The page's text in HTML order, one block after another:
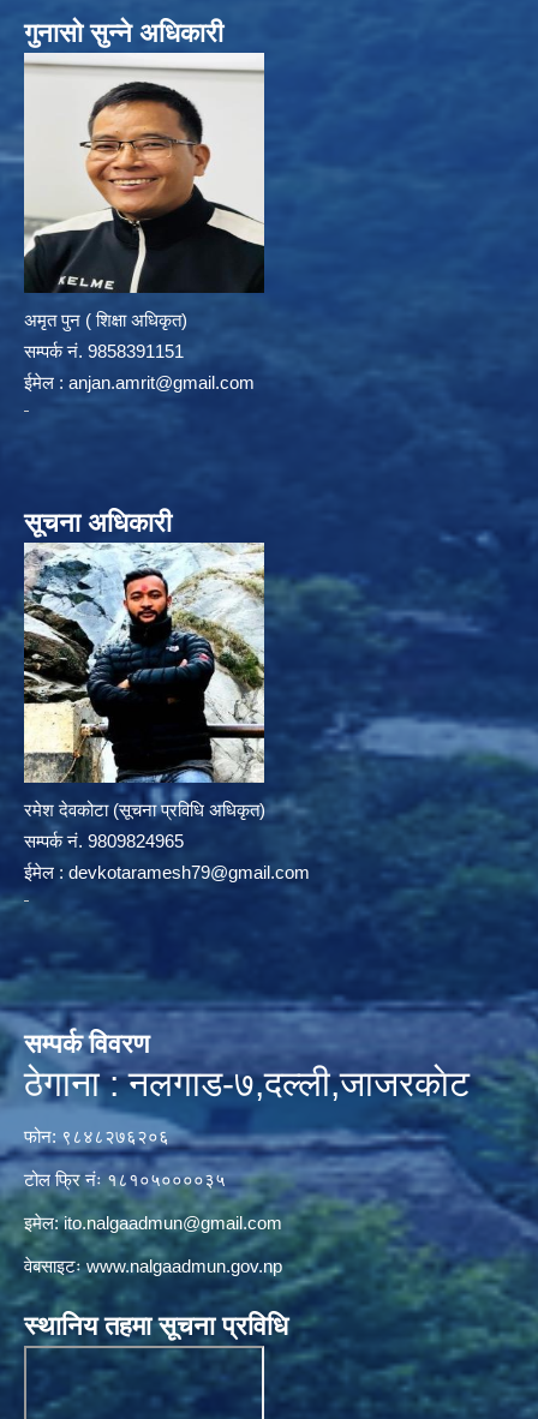
गुनासो सुन्ने अधिकारी
अमृत पुन ( शिक्षा अधिकृत)
सम्पर्क न‌ं. 9858391151
ईमेल : anjan.amrit@gmail.com
सूचना अधिकारी
रमेश देवकोटा (सूचना प्रविधि अधिकृत)
सम्पर्क न‌ं. 9809824965
ईमेल : devkotaramesh79@gmail.com
सम्पर्क विवरण
ठेगाना : नलगाड-७,दल्ली,जाजरकाेट
फोन: ९८४८२७६२०६
टोल फ्रि नंः १८१०५००००३५
इमेल:ito.nalgaadmun@gmail.com
वेबसाइटःwww.nalgaadmun.gov.np
स्थानिय तहमा सूचना प्रविधि